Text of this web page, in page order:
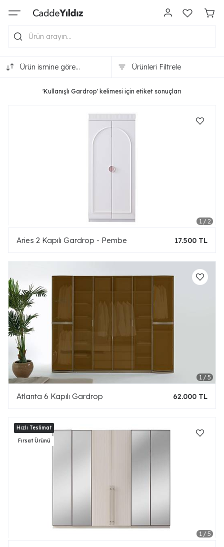
Ürün ismine göre
Ürünleri Filtrele
'Kullanışlı Gardrop' kelimesi için etiket sonuçları
Aries 2 Kapılı Gardrop - Pembe 17.500 TL
Atlanta 6 Kapılı Gardrop 62.000 TL